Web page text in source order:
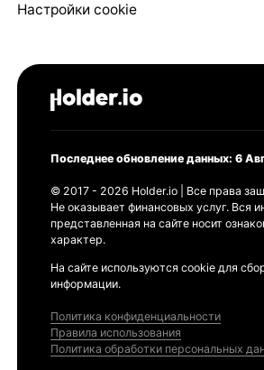
Настройки cookie
Последнее обновление данных: 6
© 2017 - 2026 Holder.io | Все права
Не оказывает финансовых услуг. Вся
представленная на сайте носит
характер.
На сайте используются cookie для
информации.
Политика конфиденциальности
Правила использования
Политика обработки персональных